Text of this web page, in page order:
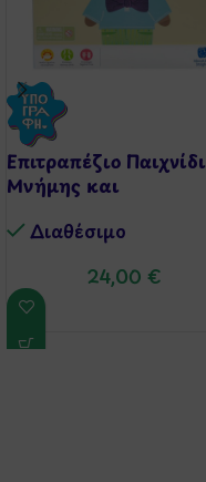
Επιτραπέζιο Παιχνίδι
Μνήμης και
Διαθέσιμo
24,00 €